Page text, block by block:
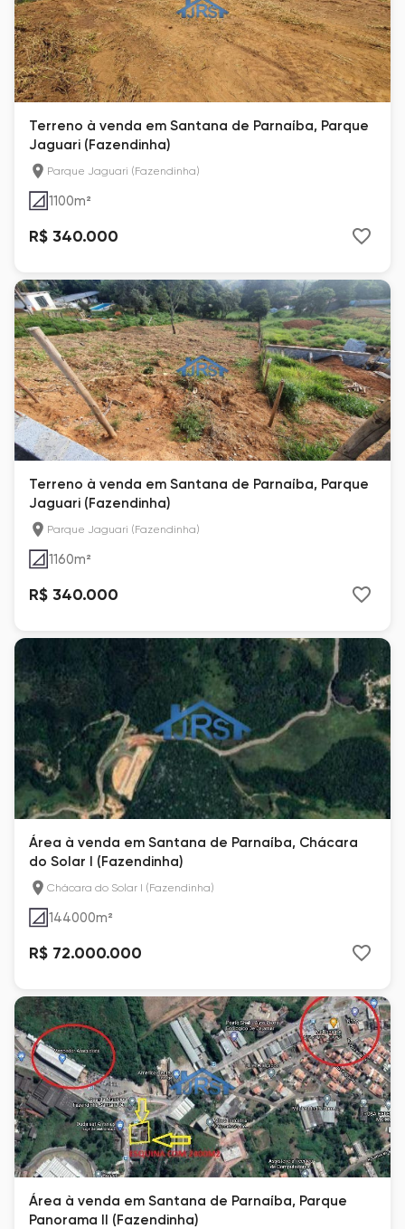
Terreno à venda em Santana de Parnaíba, Parque
Jaguari (Fazendinha)
Parque Jaguari (Fazendinha)
1100m²
R$ 340.000
Terreno à venda em Santana de Parnaíba, Parque
Jaguari (Fazendinha)
Parque Jaguari (Fazendinha)
1160m²
R$ 340.000
Área à venda em Santana de Parnaíba, Chácara
do Solar I (Fazendinha)
Chácara do Solar I (Fazendinha)
144000m²
R$ 72.000.000
Área à venda em Santana de Parnaíba, Parque
Panorama II (Fazendinha)